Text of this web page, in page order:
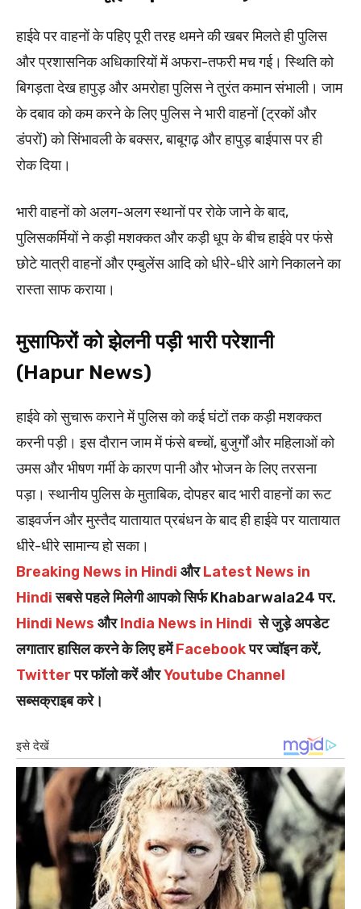
हाईवे पर वाहनों के पहिए पूरी तरह थमने की खबर मिलते ही पुलिस
और प्रशासनिक अधिकारियों में अफरा-तफरी मच गई। स्थिति को
बिगड़ता देख हापुड़ और अमरोहा पुलिस ने तुरंत कमान संभाली। जाम
के दबाव को कम करने के लिए पुलिस ने भारी वाहनों (ट्रकों और
डंपरों) को सिंभावली के बक्सर, बाबूगढ़ और हापुड़ बाईपास पर ही
रोक दिया।
भारी वाहनों को अलग-अलग स्थानों पर रोके जाने के बाद,
पुलिसकर्मियों ने कड़ी मशक्कत और कड़ी धूप के बीच हाईवे पर फंसे
छोटे यात्री वाहनों और एम्बुलेंस आदि को धीरे-धीरे आगे निकालने का
रास्ता साफ कराया।
मुसाफिरों को झेलनी पड़ी भारी परेशानी
(Hapur News)
हाईवे को सुचारू कराने में पुलिस को कई घंटों तक कड़ी मशक्कत
करनी पड़ी। इस दौरान जाम में फंसे बच्चों, बुजुर्गों और महिलाओं को
उमस और भीषण गर्मी के कारण पानी और भोजन के लिए तरसना
पड़ा। स्थानीय पुलिस के मुताबिक, दोपहर बाद भारी वाहनों का रूट
डाइवर्जन और मुस्तैद यातायात प्रबंधन के बाद ही हाईवे पर यातायात
धीरे-धीरे सामान्य हो सका।
Breaking News in Hindi औरLatest News in
Hindiसबसे पहले मिलेगी आपको सिर्फ Khabarwala24 पर.
Hindi News औरIndia News in Hindi से जुड़े अपडेट
लगातार हासिल करने के लिए हमेंFacebookपर ज्वॉइन करें,
Twitterपर फॉलो करें औरYoutube Channel
सब्सक्राइब करे।